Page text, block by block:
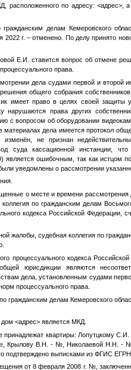
расположенного по адресу: <адрес>, а
делам Кемеровского
2022 г. – отменено. По делу принято
Е.И. ставится вопрос об отмене
права.
дела судами первой и второй
общего собрания
имеет право в целях своей защиты
права других
с вопросом об оборудовании
дела имеется протокол
не признан
суда кассационной инстанции,
ошибочным, так как истцом
уведомлены о рассмотрении
о месте и времени рассмотрения
по гражданским делам
кодекса Российской Федерации,
жалобы, судебная коллегия по
процессуального кодекса
юрисдикции являются
дела, установленным судами
процессуального права.
гражданским делам Кемеровского
дом <адрес>является МКД.
квартиры: Лопутцкому С.И.
, Крылову В.Н. - № , Николаевой Н.Н. -
подтверждено выписками из ФГИС ЕГРН.
от 8 февраля 2008 г. №,